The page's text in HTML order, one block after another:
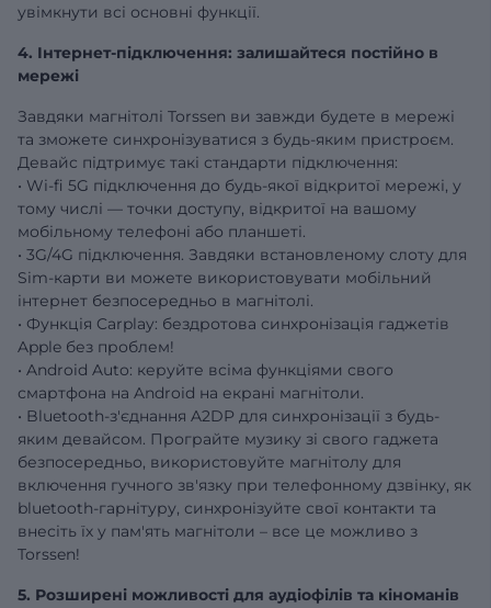
увімкнути всі основні функції.
4. Інтернет-підключення: залишайтеся постійно в
мережі
Завдяки магнітолі Torssen ви завжди будете в мережі
та зможете синхронізуватися з будь-яким пристроєм.
Девайс підтримує такі стандарти підключення:
• Wi-fi 5G підключення до будь-якої відкритої мережі, у
тому числі — точки доступу, відкритої на вашому
мобільному телефоні або планшеті.
• 3G/4G підключення. Завдяки встановленому слоту для
Sim-карти ви можете використовувати мобільний
інтернет безпосередньо в магнітолі.
• Функція Carplay: бездротова синхронізація гаджетів
Apple без проблем!
• Android Auto: керуйте всіма функціями свого
смартфона на Android на екрані магнітоли.
• Bluetooth-з'єднання A2DP для синхронізації з будь-
яким девайсом. Програйте музику зі свого гаджета
безпосередньо, використовуйте магнітолу для
включення гучного зв'язку при телефонному дзвінку, як
bluetooth-гарнітуру, синхронізуйте свої контакти та
внесіть їх у пам'ять магнітоли – все це можливо з
Torssen!
5. Розширені можливості для аудіофілів та кіноманів